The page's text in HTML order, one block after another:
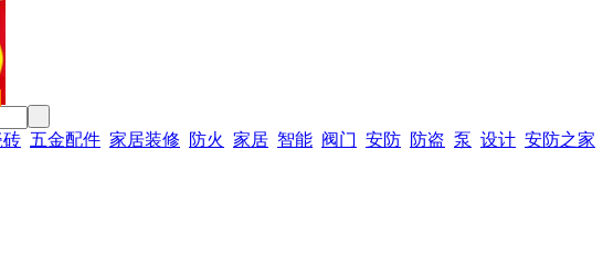
砖 五金配件 家居装修 防火 家居 智能 阀门 安防 防盗 泵 设计 安防之家